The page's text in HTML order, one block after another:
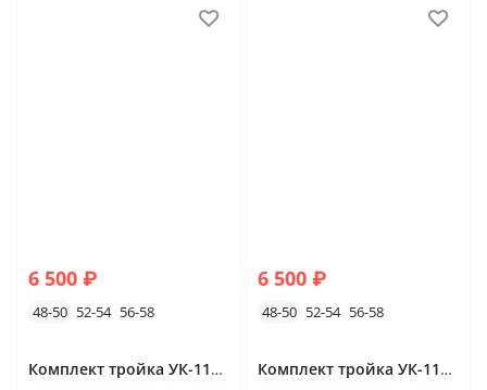
6 500 ₽
48-50 52-54 56-58
Комплект тройка УК-1132-2 Фабрика Моды
6 500 ₽
48-50 52-54 56-58
Комплект тройка УК-1132-1 Фабрика Моды